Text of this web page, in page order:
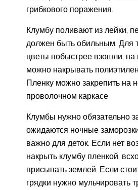
грибкового поражения.
Клумбу поливают из лейки,
должен быть обильным. Для
цветы побыстрее взошли, на
можно накрывать
Пленку можно закрепить на
проволочном каркасе
Клумбы нужно обязательно
ожидаются ночные
важно для деток. Если нет
накрыть клумбу пленкой,
присыпать землей. Если
грядки нужно мульчировать